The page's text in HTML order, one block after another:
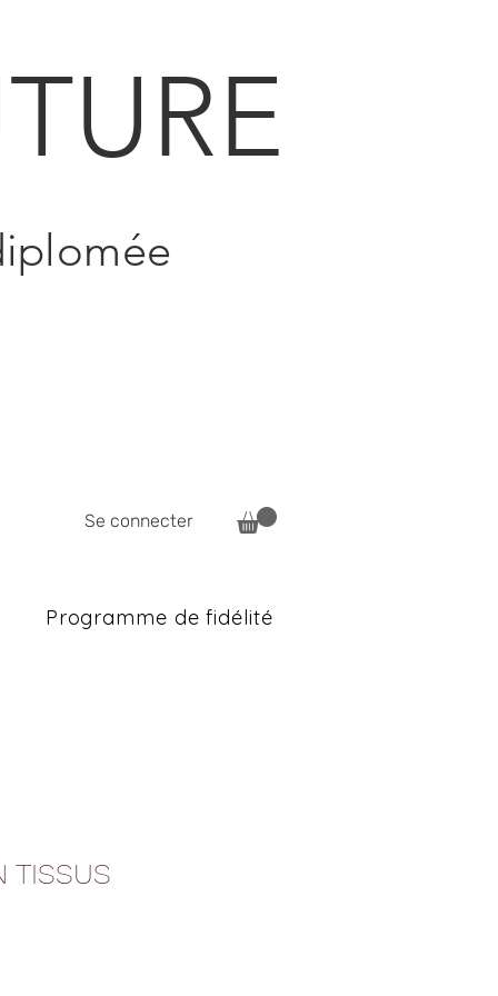
Se connecter
Programme de fidélité
TISSUS